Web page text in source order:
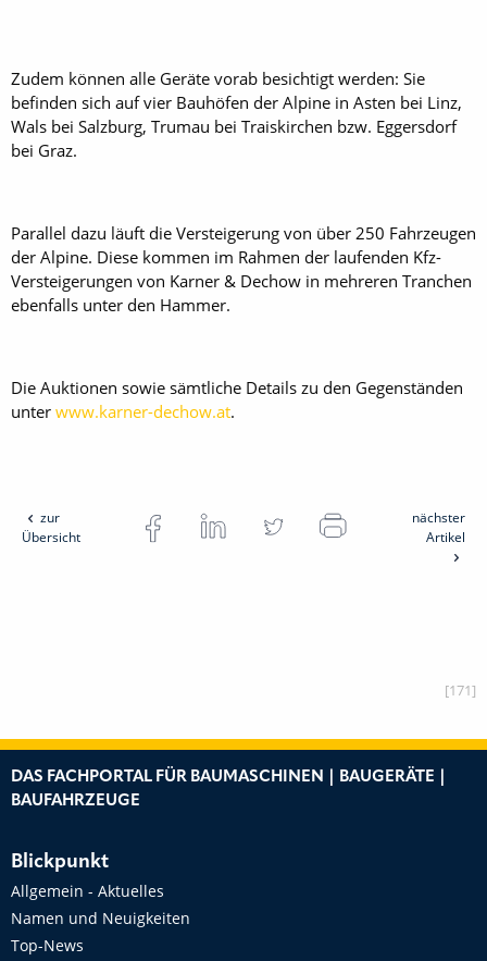
Zudem können alle Geräte vorab besichtigt werden: Sie
befinden sich auf vier Bauhöfen der Alpine in Asten bei Linz,
Wals bei Salzburg, Trumau bei Traiskirchen bzw. Eggersdorf
bei Graz.
Parallel dazu läuft die Versteigerung von über 250 Fahrzeugen
der Alpine. Diese kommen im Rahmen der laufenden Kfz-
Versteigerungen von Karner & Dechow in mehreren Tranchen
ebenfalls unter den Hammer.
Die Auktionen sowie sämtliche Details zu den Gegenständen
unter www.karner-dechow.at.
zur
Übersicht
nächster
Artikel
[171]
DAS FACHPORTAL FÜR BAUMASCHINEN | BAUGERÄTE |
BAUFAHRZEUGE
Blickpunkt
Allgemein - Aktuelles
Namen und Neuigkeiten
Top-News